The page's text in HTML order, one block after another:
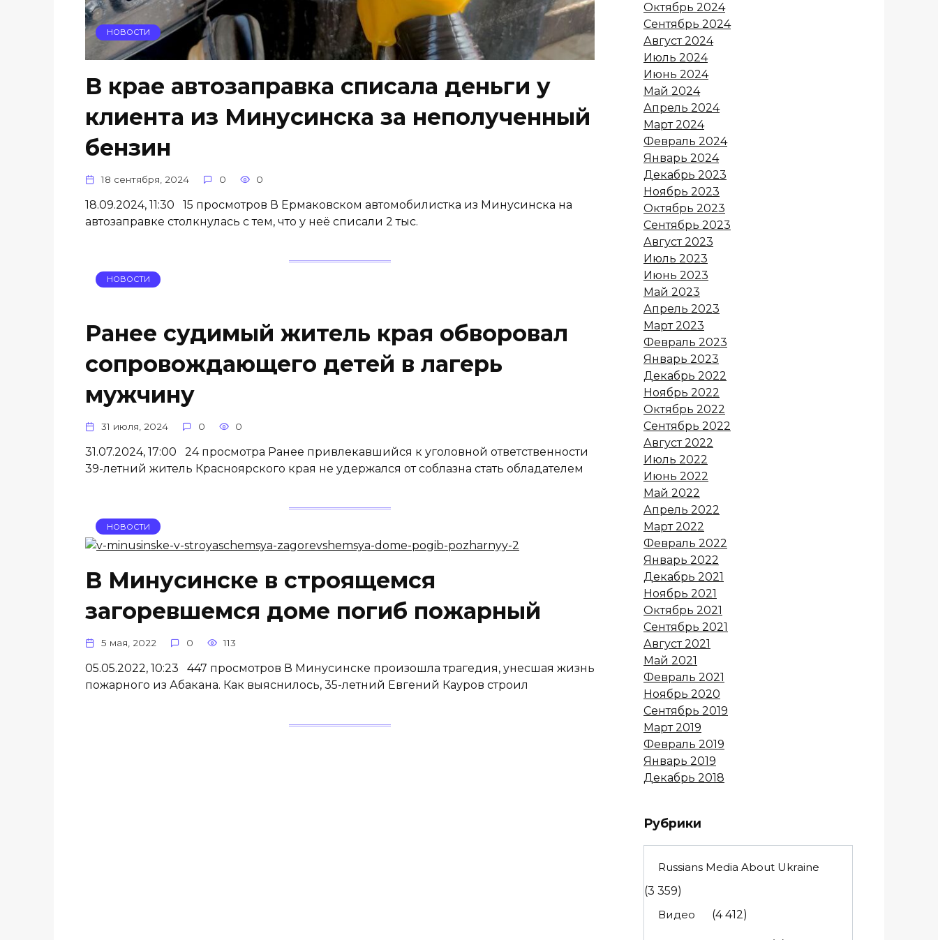
НОВОСТИ
В крае автозаправка списала деньги у
клиента из Минусинска за неполученный
бензин
18 сентября, 2024 0 0
18.09.2024, 11:30 15 просмотров В Ермаковском автомобилистка из Минусинска на
автозаправке столкнулась с тем, что у неё списали 2 тыс.
НОВОСТИ
Ранее судимый житель края обворовал
сопровождающего детей в лагерь
мужчину
31 июля, 2024 0 0
31.07.2024, 17:00 24 просмотра Ранее привлекавшийся к уголовной ответственности
39-летний житель Красноярского края не удержался от соблазна стать обладателем
НОВОСТИ
В Минусинске в строящемся
загоревшемся доме погиб пожарный
5 мая, 2022 0 113
05.05.2022, 10:23 447 просмотров В Минусинске произошла трагедия, унесшая жизнь
пожарного из Абакана. Как выяснилось, 35-летний Евгений Кауров строил
Октябрь 2024
Сентябрь 2024
Август 2024
Июль 2024
Июнь 2024
Май 2024
Апрель 2024
Март 2024
Февраль 2024
Январь 2024
Декабрь 2023
Ноябрь 2023
Октябрь 2023
Сентябрь 2023
Август 2023
Июль 2023
Июнь 2023
Май 2023
Апрель 2023
Март 2023
Февраль 2023
Январь 2023
Декабрь 2022
Ноябрь 2022
Октябрь 2022
Сентябрь 2022
Август 2022
Июль 2022
Июнь 2022
Май 2022
Апрель 2022
Март 2022
Февраль 2022
Январь 2022
Декабрь 2021
Ноябрь 2021
Октябрь 2021
Сентябрь 2021
Август 2021
Май 2021
Февраль 2021
Ноябрь 2020
Сентябрь 2019
Март 2019
Февраль 2019
Январь 2019
Декабрь 2018
Рубрики
Russians Media About Ukraine
(3 359)
Видео
(4 412)